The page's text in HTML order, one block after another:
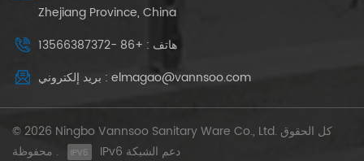
Zhejiang Province, China
هاتف : +86 -13566387372
بريد إلكتروني : elmagao@vannsoo.com
© 2026 Ningbo Vannsoo Sanitary Ware Co., Ltd. كل الحقوق
محفوظة .
IPv6 دعم الشبكة